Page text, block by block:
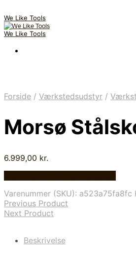
We Like Tools
We Like Tools
Forside / Værkstedsudstyr /
Morsø
6.999,00 kr.
Varenummer (SKU): a523a75fa8fc
Previous Product
Next Product
Beskrivelse